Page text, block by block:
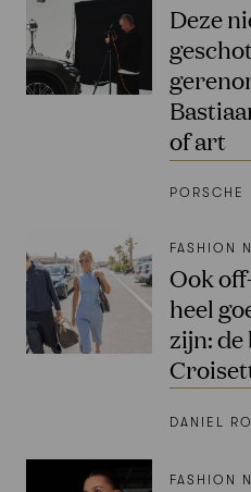
Deze
of art
PORSCHE
FASHION
Ook
heel
zijn: de
DANIEL
FASHION